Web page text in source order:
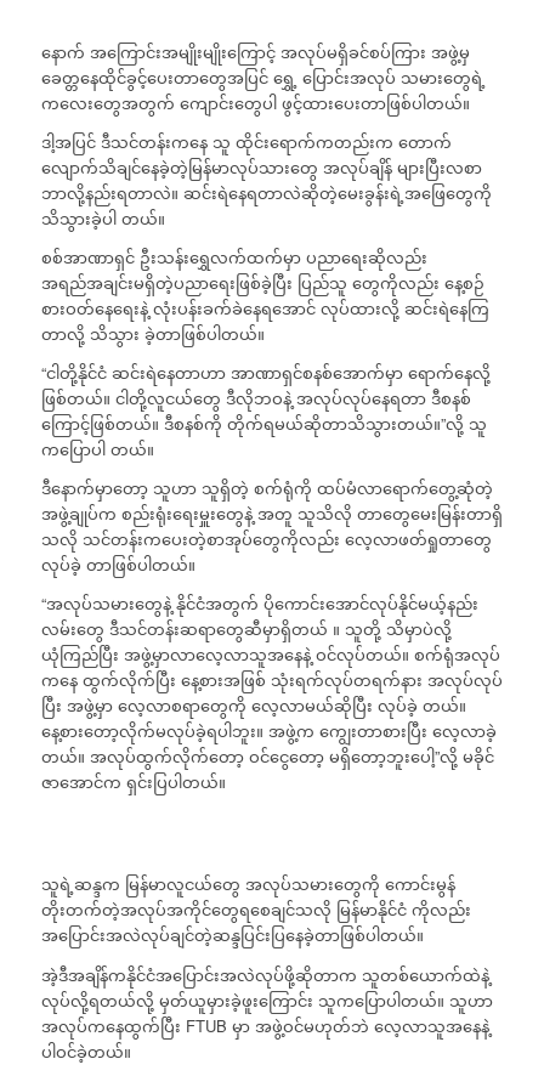
နောက် အကြောင်းအမျိုးမျိုးကြောင့် အလုပ်မရှိခင်စပ်ကြား အဖွဲ့မှ
ခေတ္တနေထိုင်ခွင့်ပေးတာတွေအပြင် ရွှေ့ ပြောင်းအလုပ် သမားတွေရဲ့
ကလေးတွေအတွက် ကျောင်းတွေပါ ဖွင့်ထားပေးတာဖြစ်ပါတယ်။
ဒါ့အပြင် ဒီသင်တန်းကနေ သူ ထိုင်းရောက်ကတည်းက တောက်
လျောက်သိချင်နေခဲ့တဲ့မြန်မာလုပ်သားတွေ အလုပ်ချိန် များပြီးလစာ
ဘာလို့နည်းရတာလဲ။ ဆင်းရဲနေရတာလဲဆိုတဲ့မေးခွန်းရဲ့အဖြေတွေကို
သိသွားခဲ့ပါ တယ်။
စစ်အာဏာရှင် ဦးသန်းရွှေလက်ထက်မှာ ပညာရေးဆိုလည်း
အရည်အချင်းမရှိတဲ့ပညာရေးဖြစ်ခဲ့ပြီး ပြည်သူ တွေကိုလည်း နေ့စဉ်
စားဝတ်နေရေးနဲ့ လုံးပန်းခက်ခဲနေရအောင် လုပ်ထားလို့ ဆင်းရဲနေကြ
တာလို့ သိသွား ခဲ့တာဖြစ်ပါတယ်။
“ငါတို့နိုင်ငံ ဆင်းရဲနေတာဟာ အာဏာရှင်စနစ်အောက်မှာ ရောက်နေလို့
ဖြစ်တယ်။ ငါတို့လူငယ်တွေ ဒီလိုဘဝနဲ့ အလုပ်လုပ်နေရတာ ဒီစနစ်
ကြောင့်ဖြစ်တယ်။ ဒီစနစ်ကို တိုက်ရမယ်ဆိုတာသိသွားတယ်။”လို့ သူ
ကပြောပါ တယ်။
ဒီနောက်မှာတော့ သူဟာ သူရှိတဲ့ စက်ရုံကို ထပ်မံလာရောက်တွေ့ဆုံတဲ့
အဖွဲ့ချုပ်က စည်းရုံးရေးမှူးတွေနဲ့ အတူ သူသိလို တာတွေမေးမြန်းတာရှိ
သလို သင်တန်းကပေးတဲ့စာအုပ်တွေကိုလည်း လေ့လာဖတ်ရှုတာတွေ
လုပ်ခဲ့ တာဖြစ်ပါတယ်။
“အလုပ်သမားတွေနဲ့ နိုင်ငံအတွက် ပိုကောင်းအောင်လုပ်နိုင်မယ့်နည်း
လမ်းတွေ ဒီသင်တန်းဆရာတွေဆီမှာရှိတယ် ။ သူတို့ သိမှာပဲလို့
ယုံကြည်ပြီး အဖွဲ့မှာလာလေ့လာသူအနေနဲ့ ဝင်လုပ်တယ်။ စက်ရုံအလုပ်
ကနေ ထွက်လိုက်ပြီး နေ့စားအဖြစ် သုံးရက်လုပ်တရက်နား အလုပ်လုပ်
ပြီး အဖွဲ့မှာ လေ့လာစရာတွေကို လေ့လာမယ်ဆိုပြီး လုပ်ခဲ့ တယ်။
နေ့စားတော့လိုက်မလုပ်ခဲ့ရပါဘူး။ အဖွဲ့က ကျွေးတာစားပြီး လေ့လာခဲ့
တယ်။ အလုပ်ထွက်လိုက်တော့ ဝင်ငွေတော့ မရှိတော့ဘူးပေါ့”လို့ မခိုင်
ဇာအောင်က ရှင်းပြပါတယ်။
သူရဲ့ဆန္ဒက မြန်မာလူငယ်တွေ အလုပ်သမားတွေကို ကောင်းမွန်
တိုးတက်တဲ့အလုပ်အကိုင်တွေရစေချင်သလို မြန်မာနိုင်ငံ ကိုလည်း
အပြောင်းအလဲလုပ်ချင်တဲ့ဆန္ဒပြင်းပြနေခဲ့တာဖြစ်ပါတယ်။
အဲ့ဒီအချိန်ကနိုင်ငံအပြောင်းအလဲလုပ်ဖို့ဆိုတာက သူတစ်ယောက်ထဲနဲ့
လုပ်လို့ရတယ်လို့ မှတ်ယူမှားခဲ့ဖူးကြောင်း သူကပြောပါတယ်။ သူဟာ
အလုပ်ကနေထွက်ပြီး FTUB မှာ အဖွဲ့ဝင်မဟုတ်ဘဲ လေ့လာသူအနေနဲ့
ပါဝင်ခဲ့တယ်။